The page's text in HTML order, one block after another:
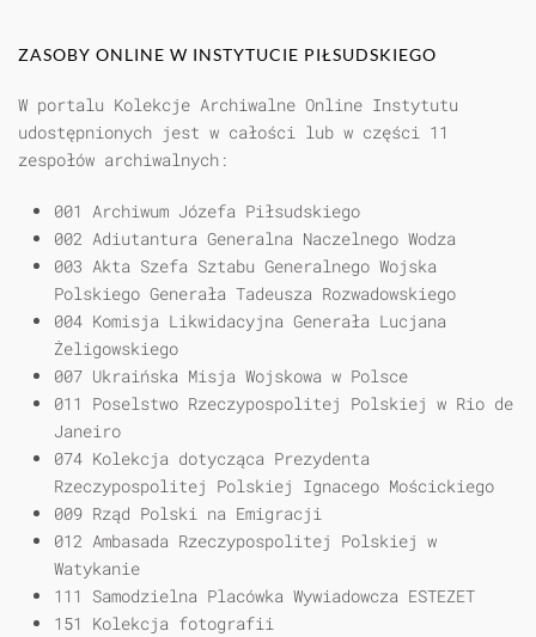
ZASOBY ONLINE W INSTYTUCIE PIŁSUDSKIEGO
W portalu Kolekcje Archiwalne Online Instytutu
udostępnionych jest w całości lub w części 11
zespołów archiwalnych:
001 Archiwum Józefa Piłsudskiego
002 Adiutantura Generalna Naczelnego Wodza
003 Akta Szefa Sztabu Generalnego Wojska
Polskiego Generała Tadeusza Rozwadowskiego
004 Komisja Likwidacyjna Generała Lucjana
Żeligowskiego
007 Ukraińska Misja Wojskowa w Polsce
011 Poselstwo Rzeczypospolitej Polskiej w Rio de
Janeiro
074 Kolekcja dotycząca Prezydenta
Rzeczypospolitej Polskiej Ignacego Mościckiego
009 Rząd Polski na Emigracji
012 Ambasada Rzeczypospolitej Polskiej w
Watykanie
111 Samodzielna Placówka Wywiadowcza ESTEZET
151 Kolekcja fotografii